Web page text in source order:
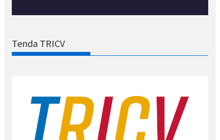
Tenda TRICV